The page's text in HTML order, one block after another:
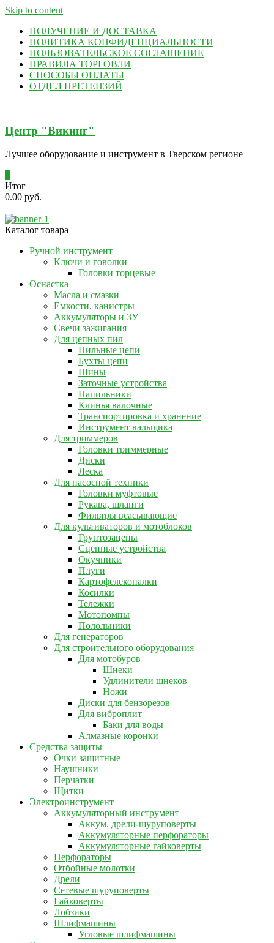
Skip to content
ПОЛУЧЕНИЕ И ДОСТАВКА
ПОЛИТИКА КОНФИДЕНЦИАЛЬНОСТИ
ПОЛЬЗОВАТЕЛЬСКОЕ СОГЛАШЕНИЕ
ПРАВИЛА ТОРГОВЛИ
СПОСОБЫ ОПЛАТЫ
ОТДЕЛ ПРЕТЕНЗИЙ
Центр "Викинг"
Лучшее оборудование и инструмент в Тверском регионе
Итог
0.00 руб.
Каталог товара
Ручной инструмент
Ключи и говолки
Головки торцевые
Оснастка
Масла и смазки
Емкости, канистры
Аккумуляторы и ЗУ
Свечи зажигания
Для цепных пил
Пильные цепи
Бухты цепи
Шины
Заточные устройства
Напильники
Клинья валочные
Транспортировка и хранение
Инструмент вальщика
Для триммеров
Головки триммерные
Диски
Леска
Для насосной техники
Головки муфтовые
Рукава, шланги
Фильтры всасывающие
Для культиваторов и мотоблоков
Грунтозацепы
Сцепные устройства
Окучники
Плуги
Картофелекопалки
Косилки
Тележки
Мотопомпы
Полольники
Для генераторов
Для строительного оборудования
Для мотобуров
Шнеки
Удлинители шнеков
Ножи
Диски для бензорезов
Для виброплит
Баки для воды
Алмазные коронки
Средства защиты
Очки защитные
Наушники
Перчатки
Щитки
Электроинструмент
Аккумуляторный инструмент
Аккум. дрели-шуруповерты
Аккумуляторные перфораторы
Аккумуляторные гайковерты
Перфораторы
Отбойные молотки
Дрели
Сетевые шуруповерты
Гайковерты
Лобзики
Шлифмашины
Угловые шлифмашины